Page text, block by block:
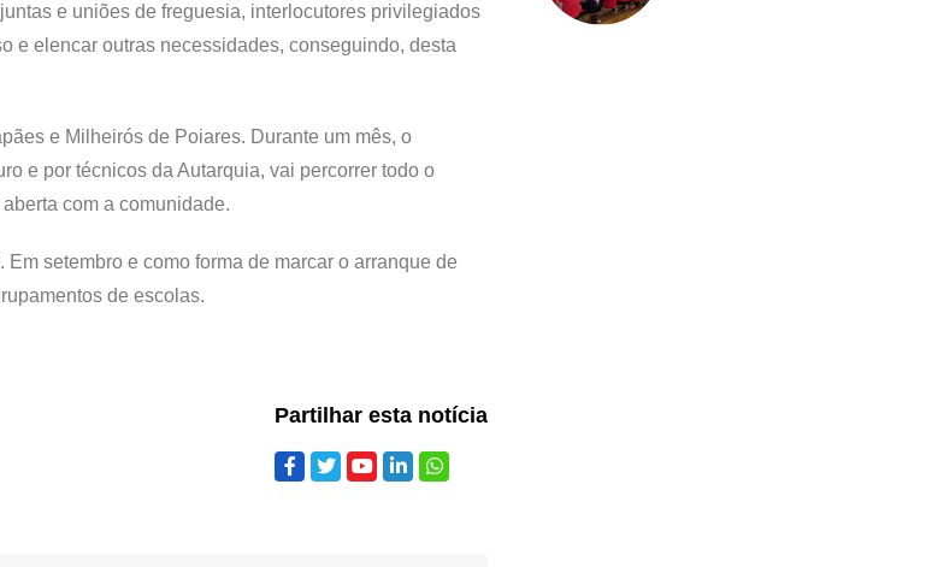
e uniões de freguesia, interlocutores privilegiados
e elencar outras necessidades, conseguindo, desta
e Milheirós de Poiares. Durante um mês, o
e por técnicos da Autarquia, vai percorrer todo o
com a comunidade.
setembro e como forma de marcar o arranque de
de escolas.
Partilhar esta notícia